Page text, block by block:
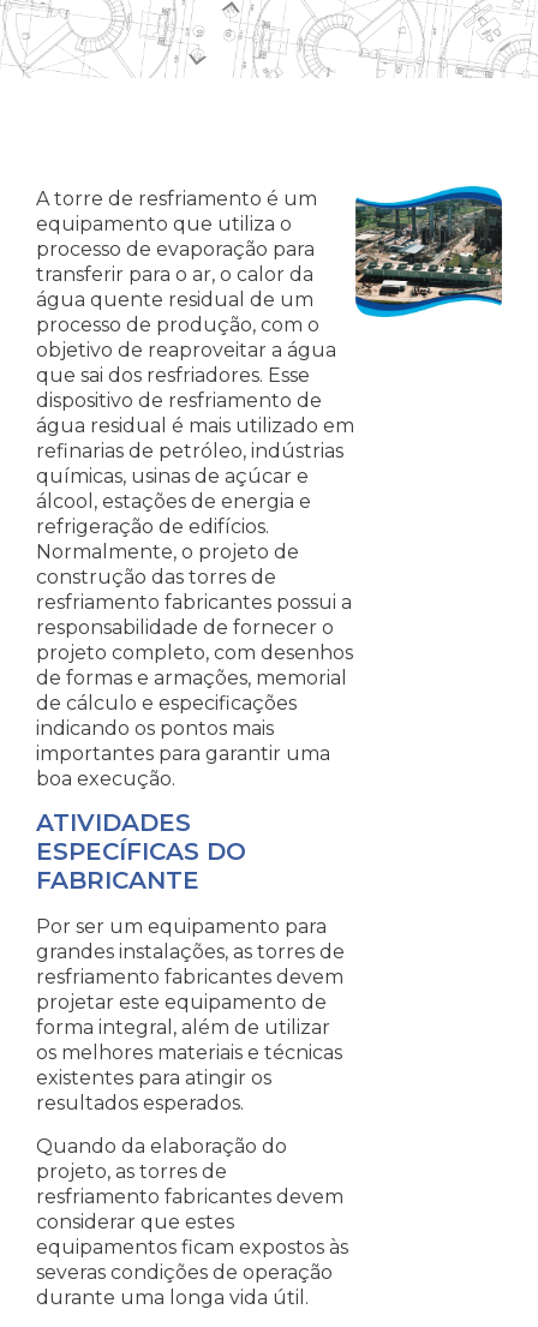
A torre de resfriamento é um
equipamento que utiliza o
processo de evaporação para
transferir para o ar, o calor da
água quente residual de um
processo de produção, com o
objetivo de reaproveitar a água
que sai dos resfriadores. Esse
dispositivo de resfriamento de
água residual é mais utilizado em
refinarias de petróleo, indústrias
químicas, usinas de açúcar e
álcool, estações de energia e
refrigeração de edifícios.
Normalmente, o projeto de
construção das torres de
resfriamento fabricantes possui a
responsabilidade de fornecer o
projeto completo, com desenhos
de formas e armações, memorial
de cálculo e especificações
indicando os pontos mais
importantes para garantir uma
boa execução.
ATIVIDADES
ESPECÍFICAS DO
FABRICANTE
Por ser um equipamento para
grandes instalações, as torres de
resfriamento fabricantes devem
projetar este equipamento de
forma integral, além de utilizar
os melhores materiais e técnicas
existentes para atingir os
resultados esperados.
Quando da elaboração do
projeto, as torres de
resfriamento fabricantes devem
considerar que estes
equipamentos ficam expostos às
severas condições de operação
durante uma longa vida útil.